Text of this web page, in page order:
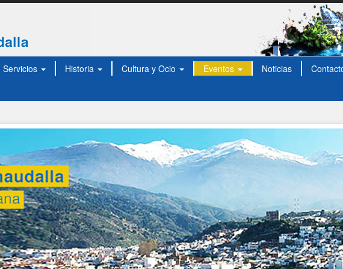
Servicios Historia Cultura y Ocio Eventos Noticias